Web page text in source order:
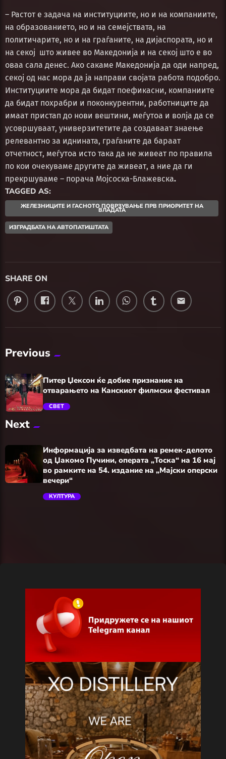
– Растот е задача на институциите, но и на компаниите,
на образованието, но и на семејствата, на
политичарите, но и на граѓаните, на дијаспората, но и
на секој што живее во Македонија и на секој што е во
оваа сала денес. Ако сакаме Македонија да оди напред,
секој од нас мора да ја направи својата работа подобро.
Институциите мора да бидат поефикасни, компаниите
да бидат похрабри и поконкурентни, работниците да
имаат пристап до нови вештини, меѓутоа и волја да се
усовршуваат, универзитетите да создаваат знаење
релевантно за иднината, граѓаните да бараат
отчетност, меѓутоа исто така да не живеат по правила
по кои очекуваме другите да живеат, а ние да ги
прекршуваме – порача Мојсоска-Блажевска.
TAGGED AS:
ЖЕЛЕЗНИЦИТЕ И ГАСНОТО ПОВРЗУВАЊЕ ПРВ ПРИОРИТЕТ НА
ВЛАДАТА
ИЗГРАДБАТА НА АВТОПАТИШТАТА
SHARE ON
email
Previous
Питер Џексон ќе добие признание на
отварањето на Канскиот филмски фестивал
СВЕТ
Next
Информација за изведбата на ремек-делото
од Џакомо Пучини, операта „Тоска“ на 16 мај
во рамките на 54. издание на „Мајски оперски
вечери“
КУЛТУРА